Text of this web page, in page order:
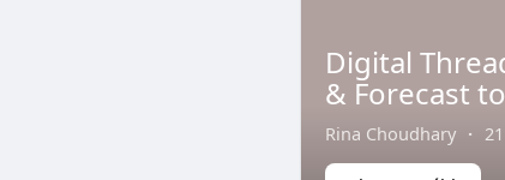
Digital
& Forecast
Rina Choudhary ·